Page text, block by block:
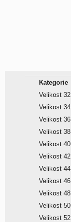
Kategorie
Velikost 32
Velikost 34
Velikost 36
Velikost 38
Velikost 40
Velikost 42
Velikost 44
Velikost 46
Velikost 48
Velikost 50
Velikost 52